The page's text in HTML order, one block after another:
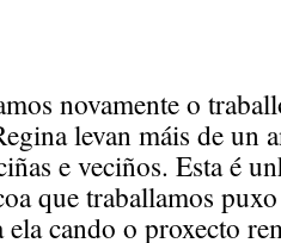
novamente o
levan máis de un
e veciños. Esta é
que traballamos
ela cando o proxecto